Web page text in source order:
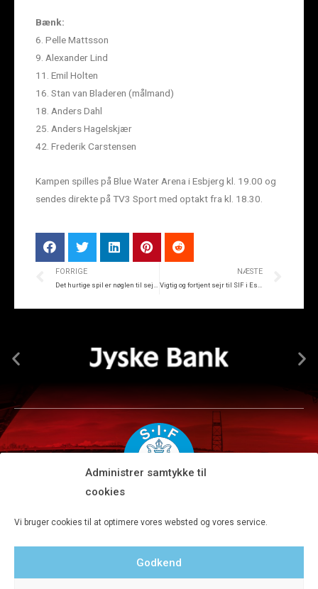
Administrer samtykke til
cookies
Vi bruger cookies til at optimere vores websted og vores service.
Godkend
Bænk:
6. Pelle Mattsson
9. Alexander Lind
11. Emil Holten
16. Stan van Bladeren (målmand)
18. Anders Dahl
25. Anders Hagelskjær
42. Frederik Carstensen
Kampen spilles på Blue Water Arena i Esbjerg kl. 19.00 og
sendes direkte på TV3 Sport med optakt fra kl. 18.30.
FORRIGE
Det hurtige spil er nøglen til sejr i Esbjerg
NÆSTE
Vigtig og fortjent sejr til SIF i Esbjerg
Tlf 8680 4477 · Fax 8680 4647 · Kontortid man-fre kl. 9-15